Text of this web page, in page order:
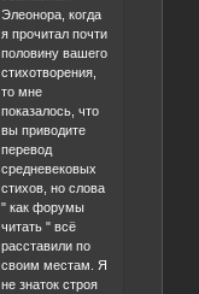
Элеонора, когда
я прочитал почти
половину вашего
стихотворения,
то мне
показалось, что
вы приводите
перевод
средневековых
стихов, но слова
" как форумы
читать " всё
расставили по
своим местам. Я
не знаток строя